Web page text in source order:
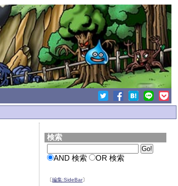
検索
AND 検索 OR 検索
〔編集:SideBar〕